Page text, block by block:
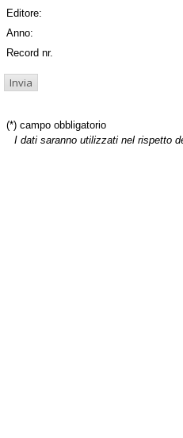
Editore:
Anno:
Record nr.
(*) campo obbligatorio
I dati saranno utilizzati nel rispetto